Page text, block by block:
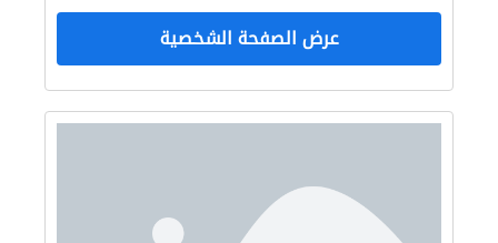
عرض الصفحة الشخصية